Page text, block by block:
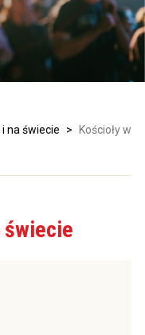
i na świecie >
Kościoły w
świecie